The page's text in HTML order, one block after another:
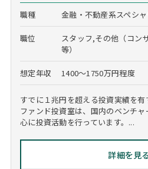
職種 金融・不動産系スペシ
職位
スタッフ,その他（コン
等）
想定年収 1400～1750万円程度
すでに１兆円を超える投資実績を有
ファンド投資室は、国内のベンチ
心に投資活動を行っています。...
詳細を見る